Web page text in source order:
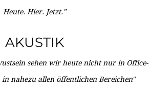
Heute. Hier. Jetzt."
AKUSTIK
sehen wir heute nicht nur in Office-
in nahezu allen öffentlichen Bereichen"